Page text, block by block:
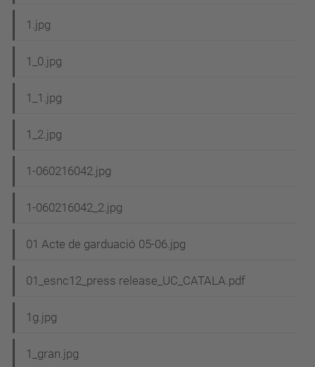
a
v
g
a
i
ó
1.jpg
1_0.jpg
1_1.jpg
1_2.jpg
1-060216042.jpg
1-060216042_2.jpg
01 Acte de garduació 05-06.jpg
01_esnc12_press release_UC_CATALA.pdf
1g.jpg
1_gran.jpg